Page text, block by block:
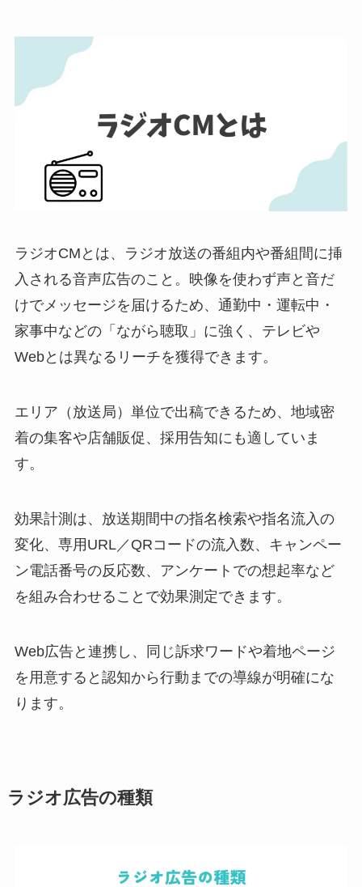
ラジオCMとは、ラジオ放送の番組内や番組間に挿
入される音声広告のこと。映像を使わず声と音だ
けでメッセージを届けるため、通勤中・運転中・
家事中などの「ながら聴取」に強く、テレビや
Webとは異なるリーチを獲得できます。
エリア（放送局）単位で出稿できるため、地域密
着の集客や店舗販促、採用告知にも適していま
す。
効果計測は、放送期間中の指名検索や指名流入の
変化、専用URL／QRコードの流入数、キャンペー
ン電話番号の反応数、アンケートでの想起率など
を組み合わせることで効果測定できます。
Web広告と連携し、同じ訴求ワードや着地ページ
を用意すると認知から行動までの導線が明確にな
ります。
ラジオ広告の種類